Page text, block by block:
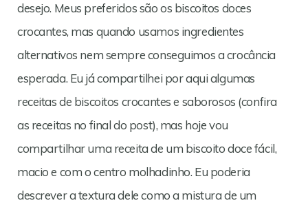
desejo. Meus preferidos são os biscoitos doces
crocantes, mas quando usamos ingredientes
alternativos nem sempre conseguimos a crocância
esperada. Eu já compartilhei por aqui algumas
receitas de biscoitos crocantes e saborosos (confira
as receitas no final do post), mas hoje vou
compartilhar uma receita de um biscoito doce fácil,
macio e com o centro molhadinho. Eu poderia
descrever a textura dele como a mistura de um